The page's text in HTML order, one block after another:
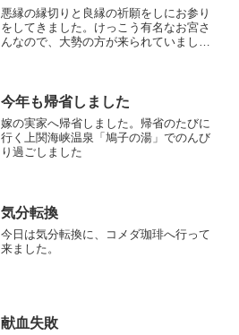
悪縁の縁切りと良縁の祈願をしにお参り
をしてきました。けっこう有名なお宮さ
んなので、大勢の方が来られていまし
今年も帰省しました
嫁の実家へ帰省しました。帰省のたびに
行く上関海峡温泉「鳩子の湯」でのんび
り過ごしました
気分転換
今日は気分転換に、コメダ珈琲へ行って
来ました。
献血失敗